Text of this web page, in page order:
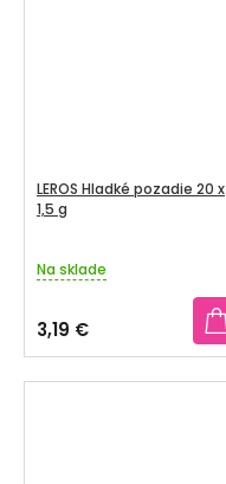
LEROS Hladké pozadie 20 x
1,5 g
Na sklade
3,19 €